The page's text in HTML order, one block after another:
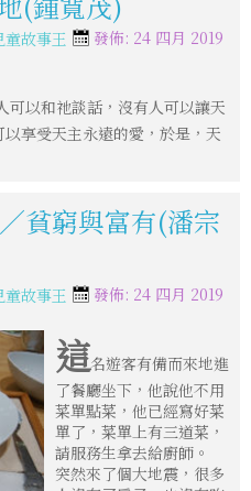
童故事王
發佈: 24 四月 2019
可以和祂談話，沒有人可以讓天
享受天主永遠的愛，於是，天
貧窮與富有(潘宗
童故事王
發佈: 24 四月 2019
這名遊客有備而來地進
了餐廳坐下，他說他不用
菜單點菜，他已經寫好菜
單了，菜單上有三道菜，
請服務生拿去給廚師。
突然來了個大地震，很多